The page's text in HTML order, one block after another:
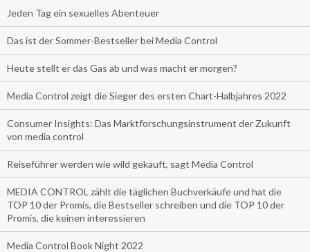
Jeden Tag ein sexuelles Abenteuer
Das ist der Sommer-Bestseller bei Media Control
Heute stellt er das Gas ab und was macht er morgen?
Media Control zeigt die Sieger des ersten Chart-Halbjahres 2022
Consumer Insights: Das Marktforschungsinstrument der Zukunft
von media control
Reiseführer werden wie wild gekauft, sagt Media Control
MEDIA CONTROL zählt die täglichen Buchverkäufe und hat die
TOP 10 der Promis, die Bestseller schreiben und die TOP 10 der
Promis, die keinen interessieren
Media Control Book Night 2022